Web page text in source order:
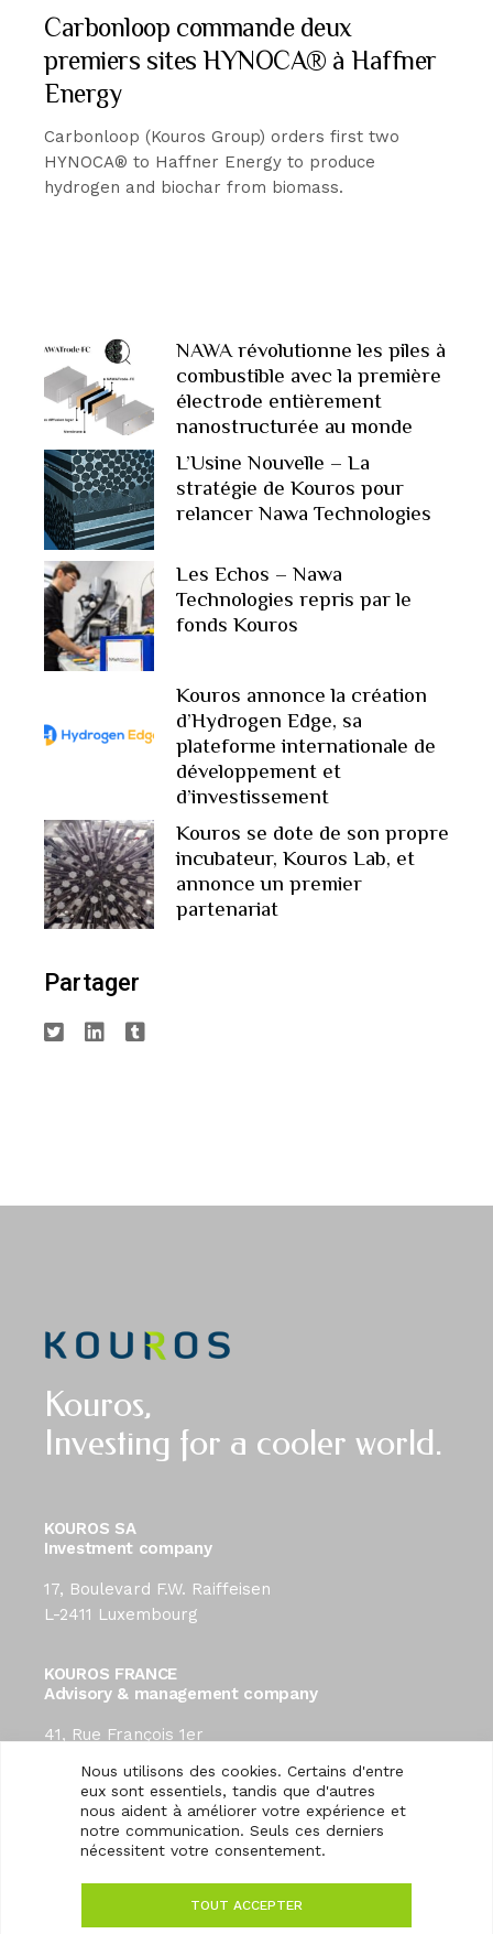
Nous utilisons des cookies. Certains d'entre
eux sont essentiels, tandis que d'autres
nous aident à améliorer votre expérience et
notre communication. Seuls ces derniers
nécessitent votre consentement.
TOUT ACCEPTER
Carbonloop commande deux
premiers sites HYNOCA® à Haffner
Energy
Carbonloop (Kouros Group) orders first two
HYNOCA® to Haffner Energy to produce
hydrogen and biochar from biomass.
NAWA révolutionne les piles à
combustible avec la première
électrode entièrement
nanostructurée au monde
L’Usine Nouvelle – La
stratégie de Kouros pour
relancer Nawa Technologies
Les Echos – Nawa
Technologies repris par le
fonds Kouros
Kouros annonce la création
d’Hydrogen Edge, sa
plateforme internationale de
développement et
d’investissement
Kouros se dote de son propre
incubateur, Kouros Lab, et
annonce un premier
partenariat
Partager
Kouros,
Investing for a cooler world.
KOUROS SA
Investment company
17, Boulevard F.W. Raiffeisen
L-2411 Luxembourg
KOUROS FRANCE
Advisory & management company
41, Rue François 1er
contact@kouros-investment.com
Suivez-nous :